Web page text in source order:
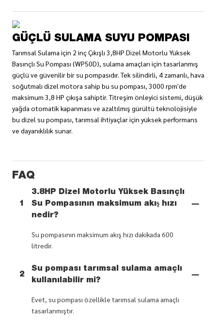
GÜÇLÜ SULAMA SUYU POMPASI
Tarımsal Sulama için 2 inç Çıkışlı 3,8HP Dizel Motorlu Yüksek
Basınçlı Su Pompası (WP50D), sulama amaçları için tasarlanmış
güçlü ve güvenilir bir su pompasıdır. Tek silindirli, 4 zamanlı, hava
soğutmalı dizel motora sahip bu su pompası, 3000 rpm'de
maksimum 3,8 HP çıkışa sahiptir. Titreşim önleyici sistemi, düşük
yağda otomatik kapanması ve azaltılmış gürültü teknolojisiyle
bu dizel su pompası, tarımsal ihtiyaçlar için yüksek performans
ve dayanıklılık sunar.
FAQ
1
3.8HP Dizel Motorlu Yüksek Basınçlı
Su Pompasının maksimum akış hızı
nedir?
Su pompasının maksimum akış hızı dakikada 600
litredir.
2
Su pompası tarımsal sulama amaçlı
kullanılabilir mi?
Evet, su pompası özellikle tarımsal sulama amaçlı
tasarlanmıştır.